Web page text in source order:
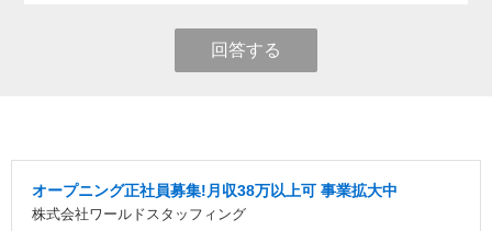
回答する
オープニング正社員募集!月収38万以上可 事業拡大中
株式会社ワールドスタッフィング